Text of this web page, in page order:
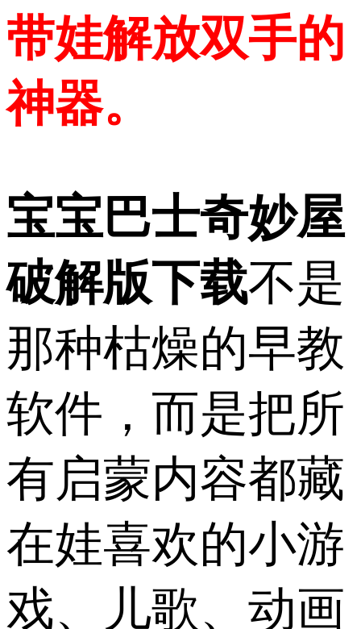
带娃解放双手的
神器。
宝宝巴士奇妙屋
破解版下载不是
那种枯燥的早教
软件，而是把所
有启蒙内容都藏
在娃喜欢的小游
戏、儿歌、动画